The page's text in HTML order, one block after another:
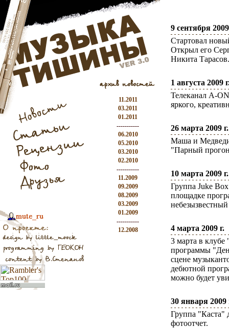
11.2011
03.2011
01.2011
-----------
06.2010
05.2010
03.2010
02.2010
-----------
11.2009
09.2009
08.2009
03.2009
01.2009
-----------
12.2008
9 сентября 2009
Стартовал
Открыл его
Никита
1 августа 2009
Телеканал A-
яркого,
26 марта 2009 г.
Маша и Медведи
"Парный
10 марта 2009 г.
Группа Juke
площадке
4 марта 2009 г.
3 марта в
программы
сцене
дебютной
можно будет
30 января 2009
Группа "Каста"
фотоотчет.